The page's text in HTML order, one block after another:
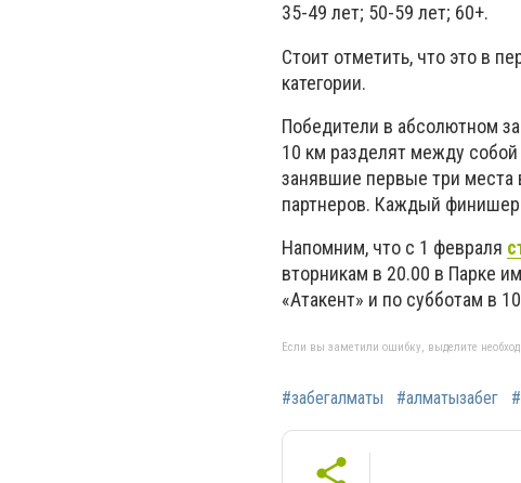
35-49 лет; 50-59 лет; 60+.
Стоит отметить, что это в
категории.
Победители в абсолютном
10 км разделят между
занявшие первые три места
партнеров. Каждый
Напомним, что с 1 февраля
вторникам в 20.00 в Парке
«Атакент» и по субботам в
Если вы заметили ошибку, выделите
#забегалматы #алматызабег